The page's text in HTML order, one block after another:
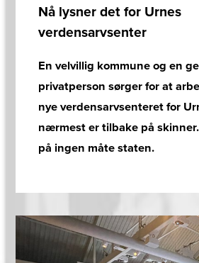
Nå lysner det for Urnes
verdensarvsenter
En velvillig kommune og en
privatperson sørger for at
nye verdensarvsenteret for
nærmest er tilbake på
på ingen måte staten.